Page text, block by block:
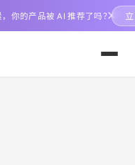
，你的产品被 AI 推荐了吗？✕